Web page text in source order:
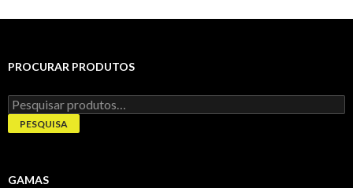
PROCURAR PRODUTOS
Pesquisar
por:
PESQUISA
GAMAS